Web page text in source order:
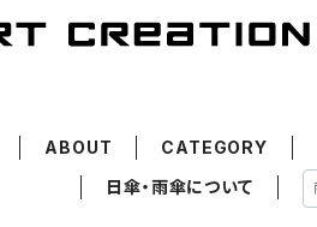
ABOUT CATEGORY
日傘・雨傘について